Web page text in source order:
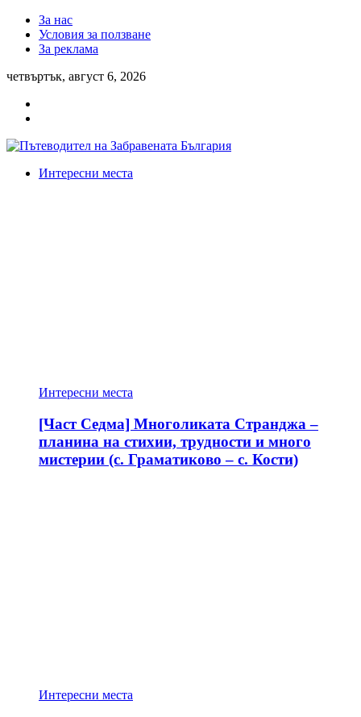
За нас
Условия за ползване
За реклама
четвъртък, август 6, 2026
Интересни места
Интересни места
[Част Седма] Многоликата Странджа –
планина на стихии, трудности и много
мистерии (с. Граматиково – с. Кости)
Интересни места